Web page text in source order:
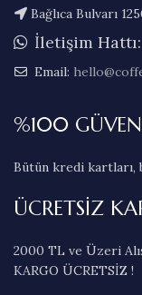
Bağlıca Bulvarı
İletişim Hattı:
Email:
%100
Bütün kredi kartları,
ÜCRETSİZ
2000 TL ve Üzeri
KARGO ÜCRETSİZ !